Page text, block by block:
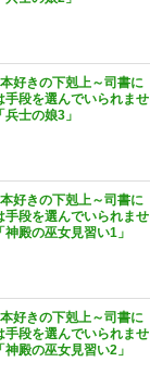
本好きの下剋上～司書に
手段を選んでいられませ
士の娘3」
本好きの下剋上～司書に
手段を選んでいられませ
殿の巫女見習い1」
本好きの下剋上～司書に
手段を選んでいられませ
殿の巫女見習い2」